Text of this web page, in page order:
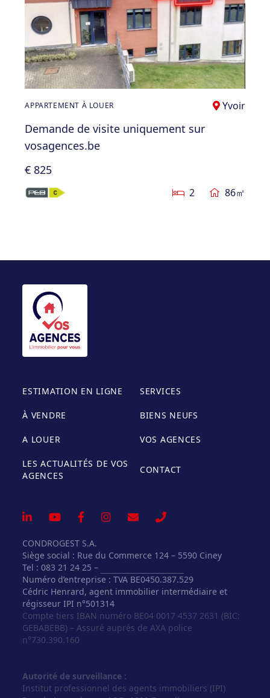
APPARTEMENT À LOUER Yvoir
Demande de visite uniquement sur
vosagences.be
€ 825
2 86㎡
ESTIMATION EN LIGNE SERVICES
À VENDRE BIENS NEUFS
A LOUER VOS AGENCES
LES ACTUALITÉS DE VOS
AGENCES
CONTACT
CONDROGEST S.A.
Siège social : Rue du Commerce 124 – 5590 Ciney
Tel : 083 21 24 25 –
Numéro d’entreprise : TVA BE0450.387.529
Cédric Henrard, agent immobilier intermédiaire et
régisseur IPI n°501314
Compte tiers IBAN numéro BE04 0017 4537 2631 (BIC:
GEBABEBB) – Assuré auprès de AXA police
n°730.390.160
Autorité de surveillance :
Institut professionnel des agents immobiliers (IPI)